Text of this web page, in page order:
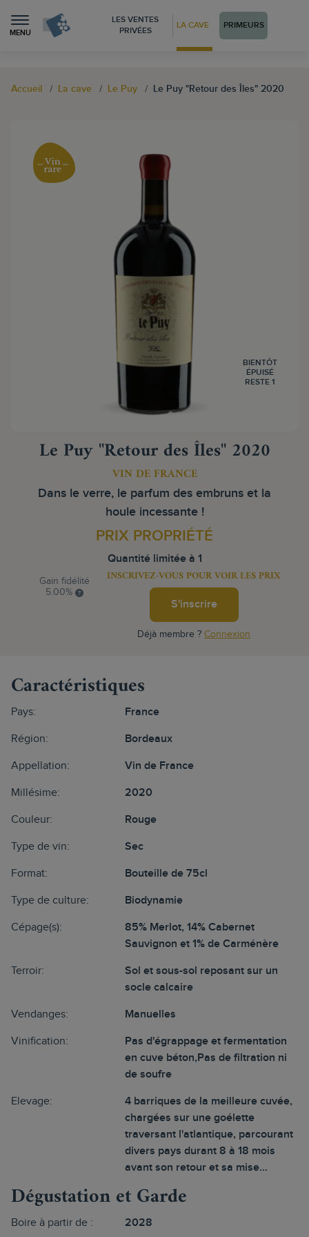
MENU
LES VENTES
PRIVÉES
LA CAVE PRIMEURS
Accueil La cave Le Puy Le Puy "Retour des Îles" 2020
BIENTÔT
ÉPUISÉ
RESTE 1
Le Puy "Retour des Îles" 2020
VIN DE FRANCE
Dans le verre, le parfum des embruns et la
houle incessante !
PRIX PROPRIÉTÉ
Quantité limitée à 1
Gain fidélité
5.00%
INSCRIVEZ-VOUS POUR VOIR LES PRIX
S'inscrire
Déjà membre ? Connexion
Caractéristiques
Pays: France
Région: Bordeaux
Appellation: Vin de France
Millésime: 2020
Couleur: Rouge
Type de vin: Sec
Format: Bouteille de 75cl
Type de culture: Biodynamie
Cépage(s):
85% Merlot, 14% Cabernet
Sauvignon et 1% de Carménère
Terroir:
Sol et sous-sol reposant sur un
socle calcaire
Vendanges: Manuelles
Vinification:
Pas d'égrappage et fermentation
en cuve béton,Pas de filtration ni
de soufre
Elevage:
4 barriques de la meilleure cuvée,
chargées sur une goélette
traversant l'atlantique, parcourant
divers pays durant 8 à 18 mois
avant son retour et sa mise...
Dégustation et Garde
Boire à partir de : 2028